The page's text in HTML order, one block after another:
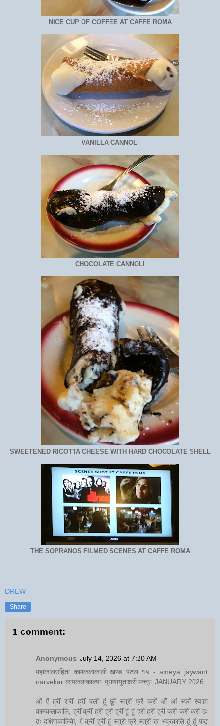
NICE CUP OF COFFEE AT CAFFE ROMA
VANILLA CANNOLI
CHOCOLATE CANNOLI
SWEETENED RICOTTA CHEESE WITH HARD CHOCOLATE SHELL
THE SOPRANOS FILMED SCENES AT CAFFE ROMA
DREW
Share
1 comment:
Anonymous July 14, 2026 at 7:20 AM
महाकालसंहिता कामकलाकाली खण्ड पटल १५ - ameya jaywant
narvekar कामकलाकाल्याः प्राणायुताक्षरी मन्त्रः JANUARY 2026
ओं ऐं ह्रीं श्रीं ह्रीं क्लीं हूं छूीं स्त्रीं फ्रें क्रों क्षौं आं स्फों स्वाहा
कामकलाकालि, ह्रीं क्रीं ह्रीं ह्रीं ह्रीं हूं हूं ह्रीं ह्रीं ह्रीं क्रीं क्रीं क्रीं ठः
ठः दक्षिणकालिके, ऐं क्रीं ह्रीं हूं स्त्री फ्रे स्त्रीं ख भद्रकालि हूं हूं फट्